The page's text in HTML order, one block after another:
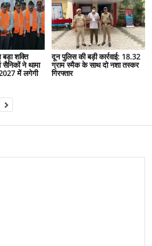
शक्ति
सैनिकों ने थामा
में लगेगी
दून पुलिस की बड़ी कार्रवाई: 18.32
ग्राम स्मैक के साथ दो नशा तस्कर
गिरफ्तार